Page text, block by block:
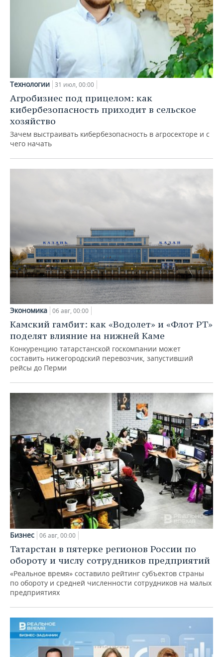
Технологии 31 июл, 00:00
Агробизнес под прицелом: как
кибербезопасность приходит в сельское
хозяйство
Зачем выстраивать кибербезопасность в агросекторе и с
чего начать
Экономика 06 авг, 00:00
Камский гамбит: как «Водолет» и «Флот РТ»
поделят влияние на нижней Каме
Конкуренцию татарстанской госкомпании может
составить нижегородский перевозчик, запустивший
рейсы до Перми
Бизнес 06 авг, 00:00
Татарстан в пятерке регионов России по
обороту и числу сотрудников предприятий
«Реальное время» составило рейтинг субъектов страны
по обороту и средней численности сотрудников на малых
предприятиях